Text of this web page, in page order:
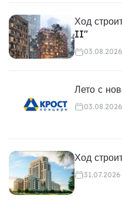
Ход
II"
03.08.2026
Лето с
03.08.2026
Ход
31.07.2026